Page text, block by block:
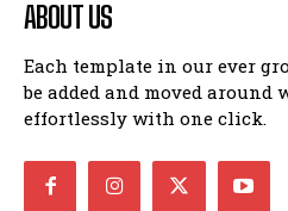
ABOUT US
Each template in our ever
be added and moved
effortlessly with one click.